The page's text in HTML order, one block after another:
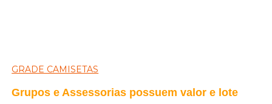
GRADE CAMISETAS
Grupos e Assessorias possuem valor e lote